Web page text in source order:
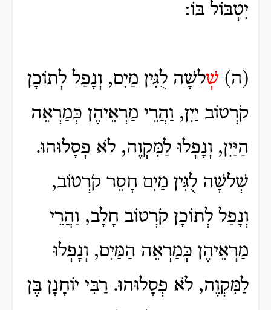
יִטְבּוֹל בּוֹ:
(ה) שְׁלשָׁה לֻגִּין מַיִם, וְנָפַל לְתוֹכָן
קֹרְטוֹב יַיִן, וַהֲרֵי מַרְאֵיהֶן כְּמַרְאֵה
הַיַּיִן, וְנָפְלוּ לַמִּקְוֶה, לֹא פְסָלוּהוּ.
שְׁלשָׁה לֻגִּין מַיִם חָסֵר קֹרְטוֹב,
וְנָפַל לְתוֹכָן קֹרְטוֹב חָלָב, וַהֲרֵי
מַרְאֵיהֶן כְּמַרְאֵה הַמַּיִם, וְנָפְלוּ
לַמִּקְוֶה, לֹא פְסָלוּהוּ. רַבִּי יוֹחָנָן בֶּן